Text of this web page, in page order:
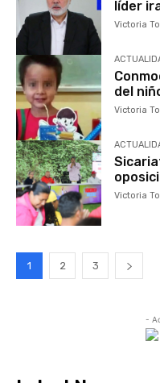
líder
Victoria
del
Victoria
Victoria
1 2 3
-